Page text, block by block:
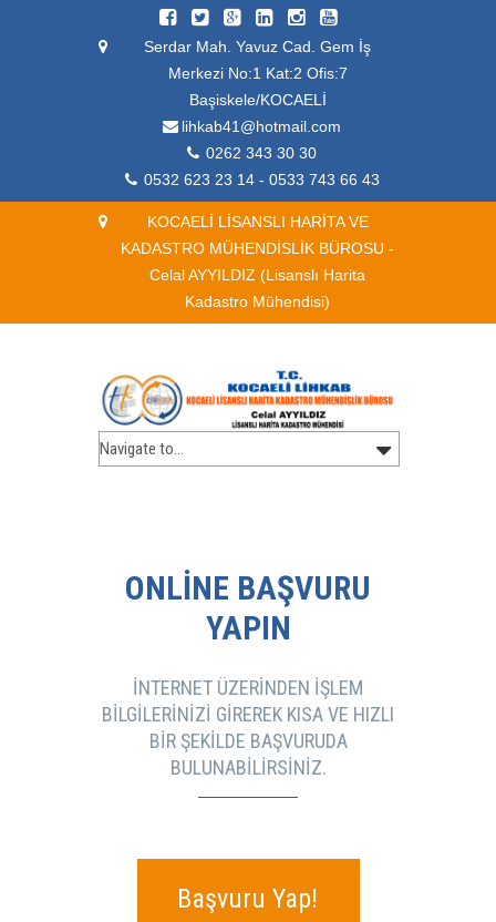
Serdar Mah. Yavuz Cad. Gem İş
Merkezi No:1 Kat:2 Ofis:7
Başiskele/KOCAELİ
lihkab41@hotmail.com
0262 343 30 30
0532 623 23 14 - 0533 743 66 43
KOCAELİ LİSANSLI HARİTA VE
KADASTRO MÜHENDİSLİK BÜROSU -
Celal AYYILDIZ (Lisanslı Harita
Kadastro Mühendisi)
ONLINE BAŞVURU
YAPIN
İNTERNET ÜZERINDEN IŞLEM
BILGILERINIZI GIREREK KISA VE HIZLI
BIR ŞEKILDE BAŞVURUDA
BULUNABILIRSINIZ.
Başvuru Yap!